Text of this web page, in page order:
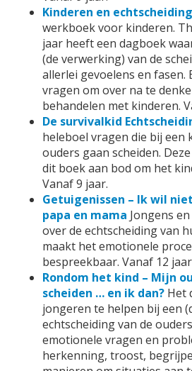
Kinderen en echtscheiding
werkboek voor kinderen.
jaar heeft een dagboek
(de verwerking) van de
allerlei gevoelens en fasen.
vragen om over na te
behandelen met kinderen.
De survivalkid
heleboel vragen die bij een
ouders gaan scheiden.
dit boek aan bod om het
Vanaf 9 jaar.
Getuigenissen – Ik wil
papa en mama Jongens
over de echtscheiding van
maakt het emotionele
bespreekbaar. Vanaf 12
Rondom het kind – Mijn
scheiden … en ik dan? Het
jongeren te helpen bij een
echtscheiding van de
emotionele vragen en
herkenning, troost,